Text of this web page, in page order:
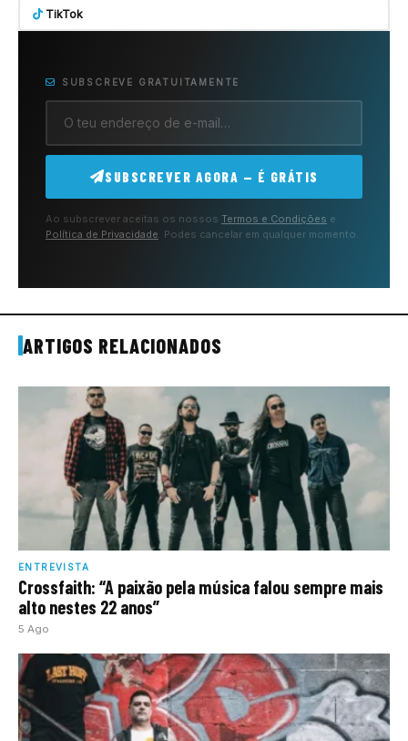
TikTok
SUBSCREVE GRATUITAMENTE
SUBSCREVER AGORA — É GRÁTIS
Ao subscrever aceitas os nossos Termos e Condições e
Política de Privacidade . Podes cancelar em qualquer momento.
ARTIGOS RELACIONADOS
ENTREVISTA
Crossfaith: “A paixão pela música falou sempre mais
alto nestes 22 anos”
5 Ago